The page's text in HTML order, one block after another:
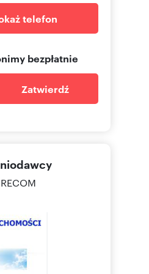
telefon
bezpłatnie
Zatwierdź